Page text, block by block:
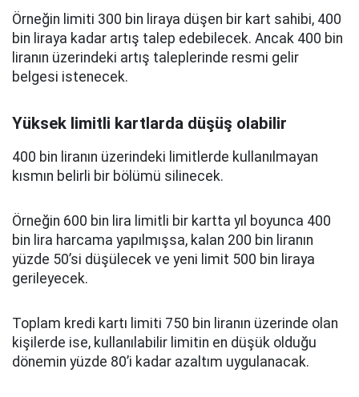
Örneğin limiti 300 bin liraya düşen bir kart sahibi, 400
bin liraya kadar artış talep edebilecek. Ancak 400 bin
liranın üzerindeki artış taleplerinde resmi gelir
belgesi istenecek.
Yüksek limitli kartlarda düşüş olabilir
400 bin liranın üzerindeki limitlerde kullanılmayan
kısmın belirli bir bölümü silinecek.
Örneğin 600 bin lira limitli bir kartta yıl boyunca 400
bin lira harcama yapılmışsa, kalan 200 bin liranın
yüzde 50’si düşülecek ve yeni limit 500 bin liraya
gerileyecek.
Toplam kredi kartı limiti 750 bin liranın üzerinde olan
kişilerde ise, kullanılabilir limitin en düşük olduğu
dönemin yüzde 80’i kadar azaltım uygulanacak.